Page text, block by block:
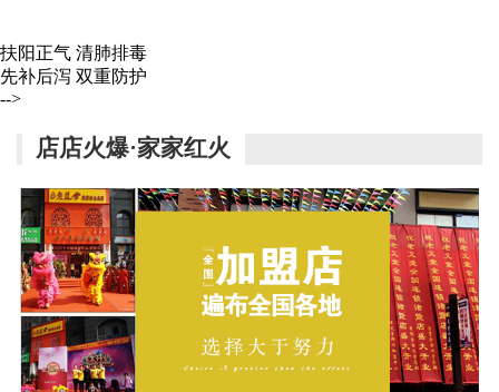
扶阳正气 清肺排毒
先补后泻 双重防护
-->
店店火爆·家家红火